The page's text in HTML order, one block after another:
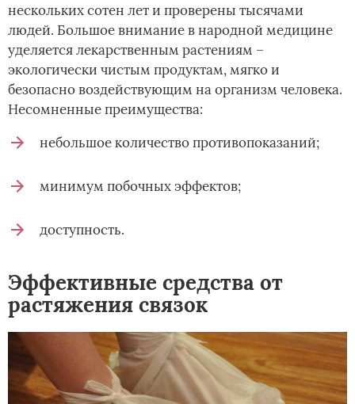
нескольких сотен лет и проверены тысячами
людей. Большое внимание в народной медицине
уделяется лекарственным растениям –
экологически чистым продуктам, мягко и
безопасно воздействующим на организм человека.
Несомненные преимущества:
небольшое количество противопоказаний;
минимум побочных эффектов;
доступность.
Эффективные средства от
растяжения связок